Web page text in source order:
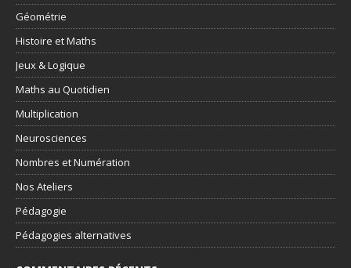
Géométrie
Histoire et Maths
Jeux & Logique
Maths au Quotidien
Multiplication
Neurosciences
Nombres et Numération
Nos Ateliers
Pédagogie
Pédagogies alternatives